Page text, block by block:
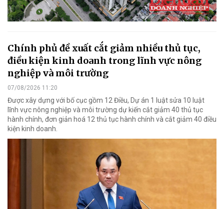
Chính phủ đề xuất cắt giảm nhiều thủ tục,
điều kiện kinh doanh trong lĩnh vực nông
nghiệp và môi trường
07/08/2026 11:20
Được xây dựng với bố cục gồm 12 Điều, Dự án 1 luật sửa 10 luật
lĩnh vực nông nghiệp và môi trường dự kiến cắt giảm 40 thủ tục
hành chính, đơn giản hoá 12 thủ tục hành chính và cắt giảm 40 điều
kiện kinh doanh.